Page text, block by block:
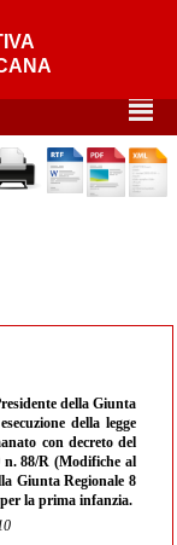
²
della Giunta
della legge
con decreto del
n. 88/R (Modifiche al
Giunta Regionale 8
la prima infanzia.